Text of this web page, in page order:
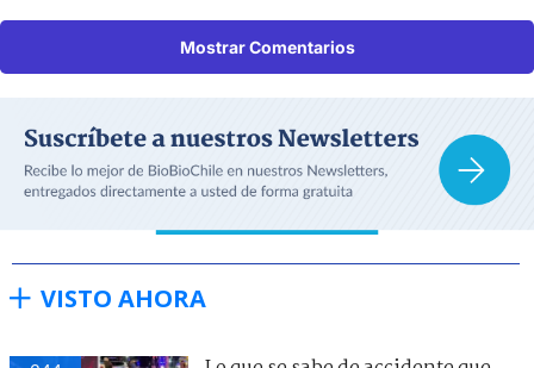
Mostrar Comentarios
VISTO AHORA